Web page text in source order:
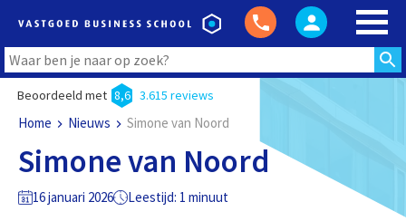
Beoordeeld met 8,6 3.615 reviews
Home Nieuws Simone van Noord
Simone van Noord
16 januari 2026 Leestijd: 1 minuut